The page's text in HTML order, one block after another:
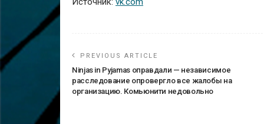
PREVIOUS ARTICLE
Ninjas in Pyjamas оправдали — независимое
расследование опровергло все жалобы на
организацию. Комьюнити недовольно